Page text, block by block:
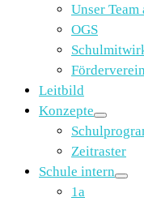
Unser
OGS
Förderverein
Leitbild
Konzepte
Zeitraster
Schule intern
1a